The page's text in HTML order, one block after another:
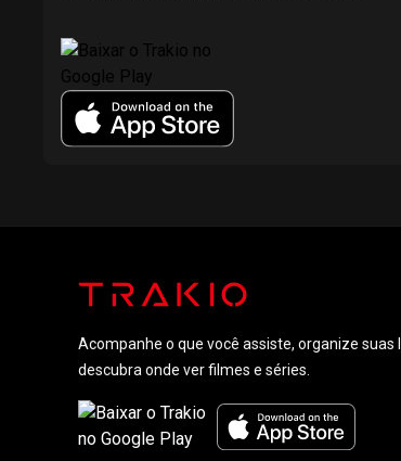
Acompanhe o que você assiste, organize suas
descubra onde ver filmes e séries.